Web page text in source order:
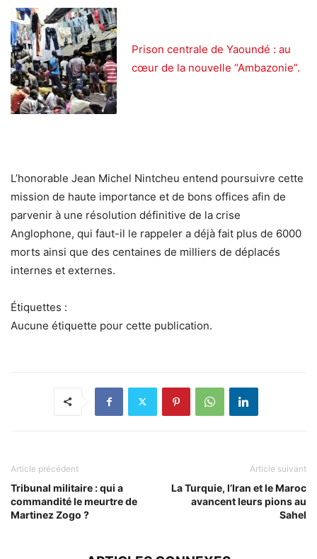
Prison centrale de Yaoundé : au
cœur de la nouvelle “Ambazonie”.
L’honorable Jean Michel Nintcheu entend poursuivre cette
mission de haute importance et de bons offices afin de
parvenir à une résolution définitive de la crise
Anglophone, qui faut-il le rappeler a déjà fait plus de 6000
morts ainsi que des centaines de milliers de déplacés
internes et externes.
Étiquettes :
Aucune étiquette pour cette publication.
Article précédent
Tribunal militaire : qui a
commandité le meurtre de
Martinez Zogo ?
Article suivant
La Turquie, l’Iran et le Maroc
avancent leurs pions au
Sahel